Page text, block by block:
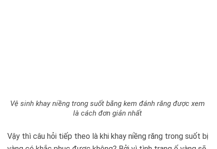
Vệ sinh khay niềng trong suốt bằng kem đánh răng được xem
là cách đơn giản nhất
Vậy thì câu hỏi tiếp theo là khi khay niềng răng trong suốt bị